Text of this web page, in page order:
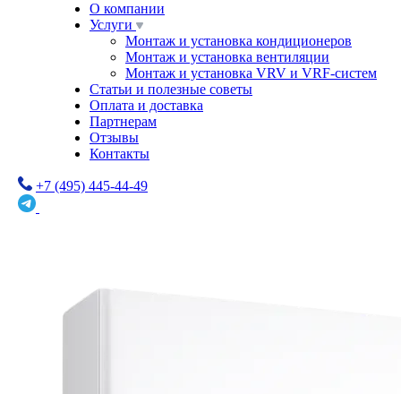
О компании
Услуги
Монтаж и установка кондиционеров
Монтаж и установка вентиляции
Монтаж и установка VRV и VRF-систем
Статьи и полезные советы
Оплата и доставка
Партнерам
Отзывы
Контакты
+7 (495) 445-44-49